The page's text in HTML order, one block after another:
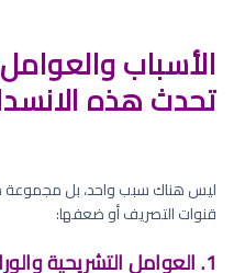
الأسباب
تحدث هذه
ليس هناك سبب واحد، بل مجموعة
قنوات التصريف أو ضعفها:
1. العوامل التشريحية والوراثية: